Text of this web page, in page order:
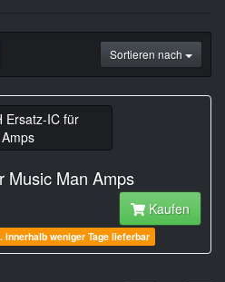
Sortieren nach
Music Man Amps
Kaufen
innerhalb weniger Tage lieferbar